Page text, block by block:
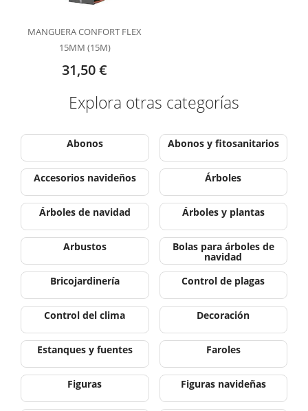
MANGUERA CONFORT FLEX
15MM (15M)
31,50 €
Explora otras categorías
Abonos Abonos y fitosanitarios
Accesorios navideños Árboles
Árboles de navidad Árboles y plantas
Arbustos Bolas para árboles de
navidad
Bricojardinería
Control de plagas
Control del clima Decoración
Estanques y fuentes Faroles
Figuras Figuras navideñas